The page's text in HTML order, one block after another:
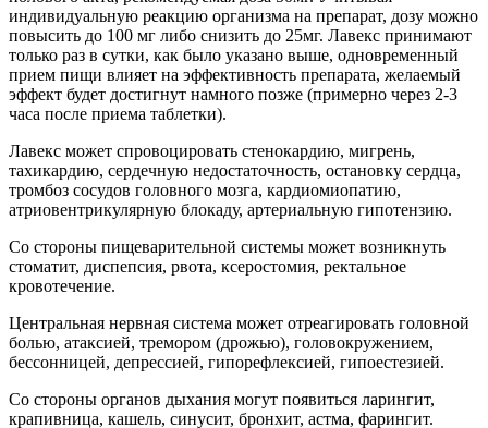
индивидуальную реакцию организма на препарат, дозу можно
повысить до 100 мг либо снизить до 25мг. Лавекс принимают
только раз в сутки, как было указано выше, одновременный
прием пищи влияет на эффективность препарата, желаемый
эффект будет достигнут намного позже (примерно через 2-3
часа после приема таблетки).
Лавекс может спровоцировать стенокардию, мигрень,
тахикардию, сердечную недостаточность, остановку сердца,
тромбоз сосудов головного мозга, кардиомиопатию,
атриовентрикулярную блокаду, артериальную гипотензию.
Со стороны пищеварительной системы может возникнуть
стоматит, диспепсия, рвота, ксеростомия, ректальное
кровотечение.
Центральная нервная система может отреагировать головной
болью, атаксией, тремором (дрожью), головокружением,
бессонницей, депрессией, гипорефлексией, гипоестезией.
Со стороны органов дыхания могут появиться ларингит,
крапивница, кашель, синусит, бронхит, астма, фарингит.